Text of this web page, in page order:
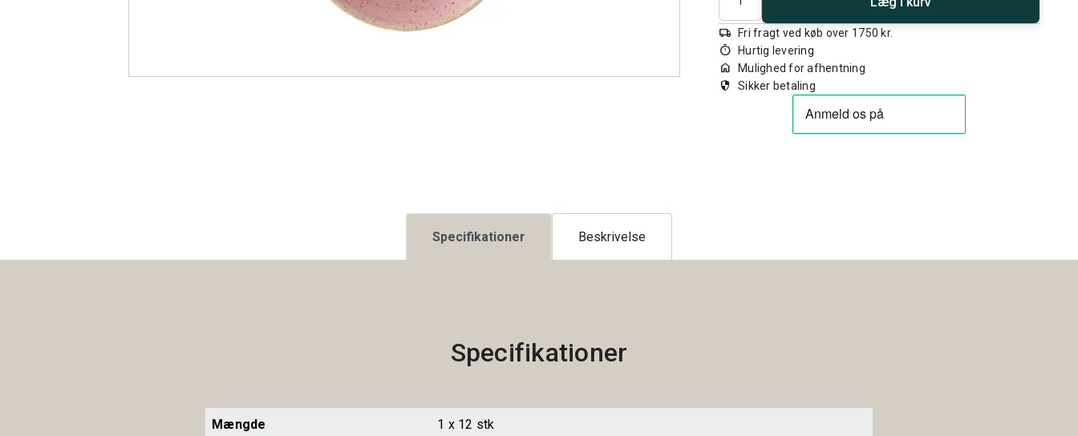
local_shipping Fri fragt ved køb over 1750 kr.
timer Hurtig levering
home Mulighed for afhentning
security Sikker betaling
Specifikationer Beskrivelse
Specifikationer
Mængde 1 x 12 stk